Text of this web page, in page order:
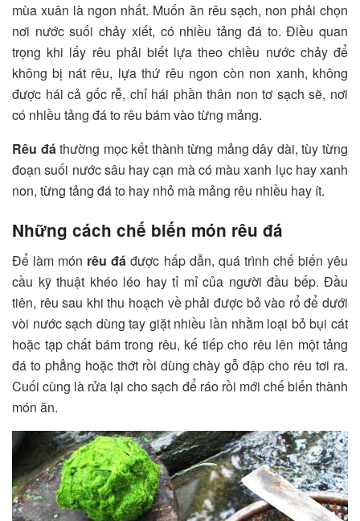
mùa xuân là ngon nhất. Muốn ăn rêu sạch, non phải chọn
nơi nước suối chảy xiết, có nhiều tảng đá to. Điều quan
trọng khi lấy rêu phải biết lựa theo chiều nước chảy để
không bị nát rêu, lựa thứ rêu ngon còn non xanh, không
được hái cả gốc rễ, chỉ hái phần thân non tơ sạch sẽ, nơi
có nhiều tảng đá to rêu bám vào từng mảng.
Rêu đáthường mọc kết thành từng mảng dây dài, tùy từng
đoạn suối nước sâu hay cạn mà có màu xanh lục hay xanh
non, từng tảng đá to hay nhỏ mà mảng rêu nhiều hay ít.
Những cách chế biến món rêu đá
Để làm món rêu đá được hấp dẫn, quá trình chế biến yêu
cầu kỹ thuật khéo léo hay tỉ mỉ của người đầu bếp. Đầu
tiên, rêu sau khi thu hoạch về phải được bỏ vào rổ để dưới
vòi nước sạch dùng tay giặt nhiều lần nhằm loại bỏ bụi cát
hoặc tạp chất bám trong rêu, kế tiếp cho rêu lên một tảng
đá to phẳng hoặc thớt rồi dùng chày gỗ đập cho rêu tơi ra.
Cuối cùng là rửa lại cho sạch để ráo rồi mới chế biến thành
món ăn.